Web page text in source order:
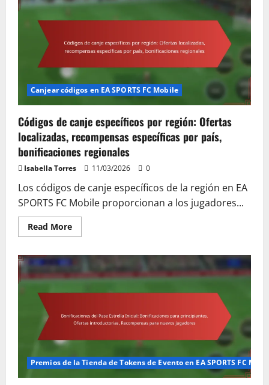
Canjear códigos en EA SPORTS FC Mobile
Códigos de canje específicos por región: Ofertas
localizadas, recompensas específicas por país,
bonificaciones regionales
Isabella Torres 11/03/2026 0
Los códigos de canje específicos de la región en EA
SPORTS FC Mobile proporcionan a los jugadores...
Read MoreRead
more
específicos
por
región:
recompensas
específicas
país,
regionales
Premios de la Tienda de Tokens de Evento en EA SPORTS FC